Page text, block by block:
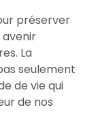
préserver
La
seulement
de vie qui
de nos